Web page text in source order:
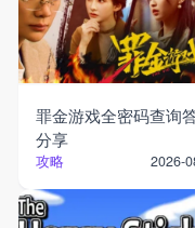
罪金游戏全密码查询
分享
攻略 2026-